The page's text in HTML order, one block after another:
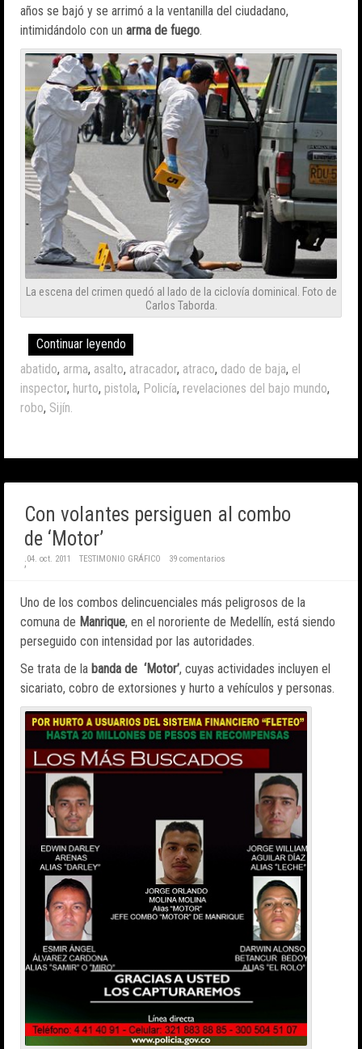
años se bajó y se arrimó a la ventanilla del ciudadano,
intimidándolo con un arma de fuego.
La escena del crimen quedó al lado de la ciclovía dominical. Foto de
Carlos Taborda.
Continuar leyendo
abatido, arma, asalto, atracador, atraco, dado de baja, el
inspector, hurto, pistola, Policía, revelaciones del bajo mundo,
robo, Sijín.
Con volantes persiguen al combo
de ‘Motor’
;04. oct. 2011 TESTIMONIO GRÁFICO 39 comentarios
Uno de los combos delincuenciales más peligrosos de la
comuna de Manrique, en el nororiente de Medellín, está siendo
perseguido con intensidad por las autoridades.
Se trata de la banda de ‘Motor’, cuyas actividades incluyen el
sicariato, cobro de extorsiones y hurto a vehículos y personas.